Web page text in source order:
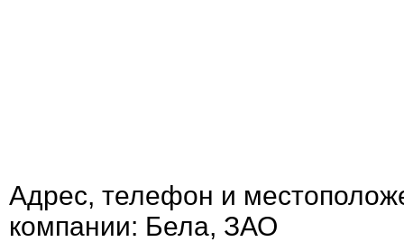
Адрес, телефон и
компании: Бела, ЗАО